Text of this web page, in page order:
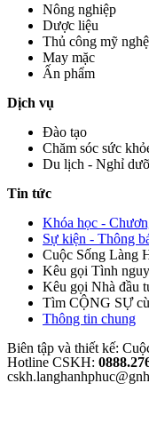
Nông nghiệp
Dược liệu
Thủ công mỹ nghệ
May mặc
Ấn phẩm
Dịch vụ
Đào tạo
Chăm sóc sức
Du lịch - Nghỉ
Tin tức
Khóa học -
Sự kiện - Thông
Cuộc Sống Làng
Kêu gọi Tình
Kêu gọi Nhà đầu
Tìm CỘNG SỰ
Thông tin chung
Biên tập và thiết kế:
Hotline CSKH: